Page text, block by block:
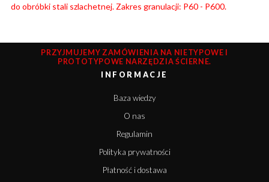
do obróbki stali szlachetnej. Zakres granulacji: P60 - P600.
PRZYJMUJEMY ZAMÓWIENIA NA NIETYPOWE I
PROTOTYPOWE NARZĘDZIA ŚCIERNE.
INFORMACJE
Baza wiedzy
O nas
Regulamin
Polityka prywatności
Płatność i dostawa